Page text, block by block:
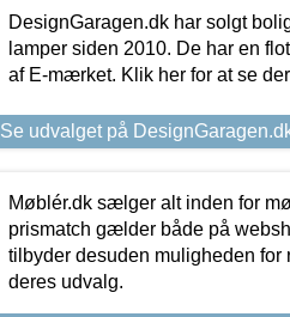
DesignGaragen.dk har solgt
lamper siden 2010. De har en
af E-mærket. Klik her for at se
Se udvalget på
Møblér.dk sælger alt inden for
prismatch gælder både på
tilbyder desuden muligheden for
deres udvalg.